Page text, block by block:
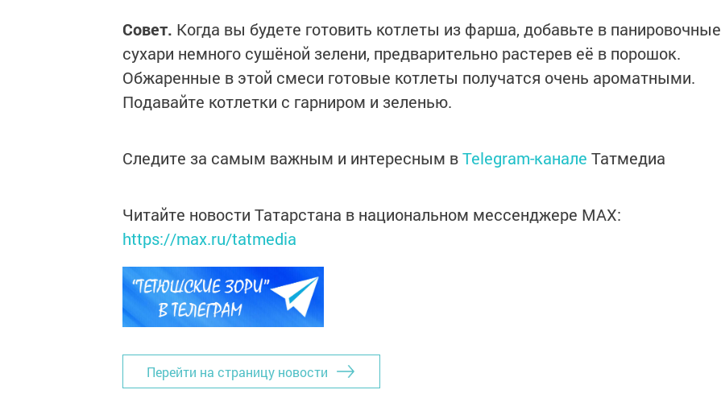
Совет. Когда вы будете готовить котлеты из фарша, добавьте в панировочные
сухари немного сушёной зелени, предварительно растерев её в порошок.
Обжаренные в этой смеси готовые котлеты получатся очень ароматными.
Подавайте котлетки с гарниром и зеленью.
Следите за самым важным и интересным вTelegram-канале Татмедиа
Читайте новости Татарстана в национальном мессенджере MАХ:
https://max.ru/tatmedia
Перейти на страницу новости